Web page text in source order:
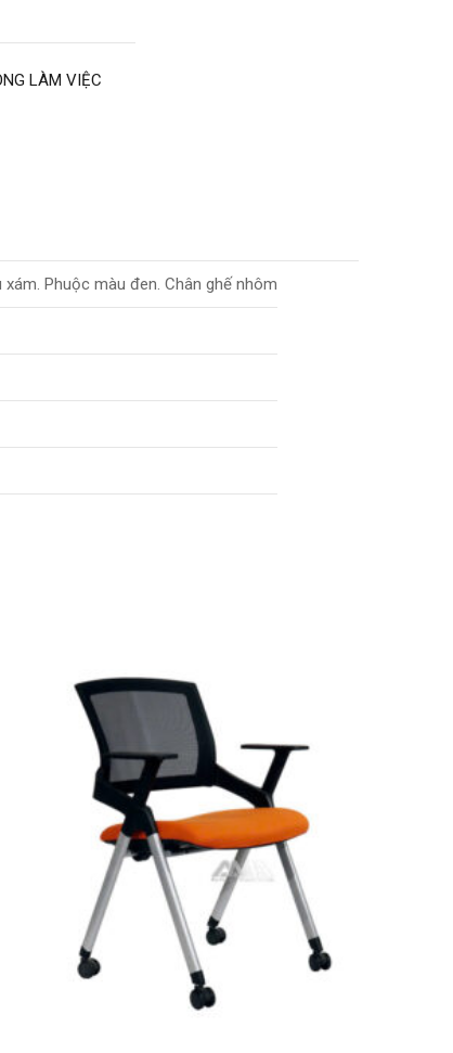
LÀM VIỆC
Phuộc màu đen. Chân ghế nhôm